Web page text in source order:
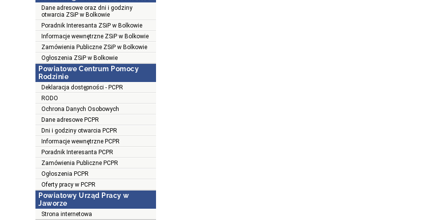
Dane adresowe oraz dni i godziny
otwarcia ZSiP w Bolkowie
Poradnik Interesanta ZSiP w Bolkowie
Informacje wewnętrzne ZSiP w Bolkowie
Zamówienia Publiczne ZSiP w Bolkowie
Ogłoszenia ZSiP w Bolkowie
Powiatowe Centrum Pomocy
Rodzinie
Deklaracja dostępności - PCPR
RODO
Ochrona Danych Osobowych
Dane adresowe PCPR
Dni i godziny otwarcia PCPR
Informacje wewnętrzne PCPR
Poradnik Interesanta PCPR
Zamówienia Publiczne PCPR
Ogłoszenia PCPR
Oferty pracy w PCPR
Powiatowy Urząd Pracy w
Jaworze
Strona internetowa